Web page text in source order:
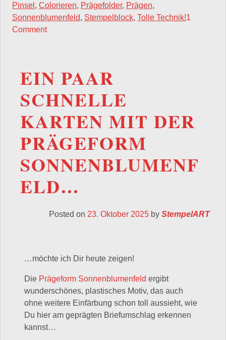
Pinsel , Colorieren, Prägefolder, Prägen,
Sonnenblumenfeld, Stempelblock, Tolle Technik!1
Comment
EIN PAAR
SCHNELLE
KARTEN MIT DER
PRÄGEFORM
SONNENBLUMENF
ELD…
Posted on 23. Oktober 2025 by StempelART
…möchte ich Dir heute zeigen!
Die Prägeform Sonnenblumenfeld ergibt
wunderschönes, plastisches Motiv, das auch
ohne weitere Einfärbung schon toll aussieht, wie
Du hier am geprägten Briefumschlag erkennen
kannst…